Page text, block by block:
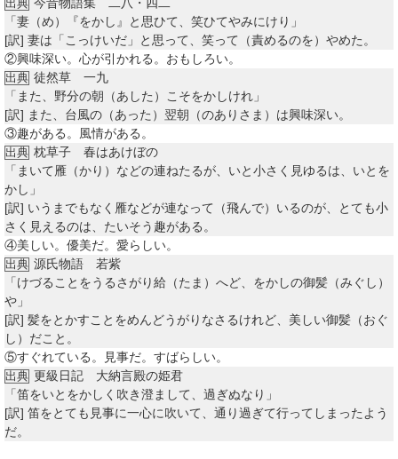
出典
「妻（め）『をかし』と思ひて、笑ひてやみにけり」
[訳] 妻は「こっけいだ」と思って、笑って（責めるのを）やめた。
②興味深い。心が引かれる。おもしろい。
出典 徒然草 一九
「また、野分の朝（あした）こそをかしけれ」
[訳] また、台風の（あった）翌朝（のありさま）は興味深い。
③趣がある。風情がある。
出典 枕草子 春はあけぼの
「まいて雁（かり）などの連ねたるが、いと小さく見ゆるは、いとを
かし」
[訳] いうまでもなく雁などが連なって（飛んで）いるのが、とても小
さく見えるのは、たいそう趣がある。
④美しい。優美だ。愛らしい。
出典 源氏物語 若紫
「けづることをうるさがり給（たま）へど、をかしの御髪（みぐし）
や」
[訳] 髪をとかすことをめんどうがりなさるけれど、美しい御髪（おぐ
し）だこと。
⑤すぐれている。見事だ。すばらしい。
出典 更級日記 大納言殿の姫君
「笛をいとをかしく吹き澄まして、過ぎぬなり」
[訳] 笛をとても見事に一心に吹いて、通り過ぎて行ってしまったよう
だ。